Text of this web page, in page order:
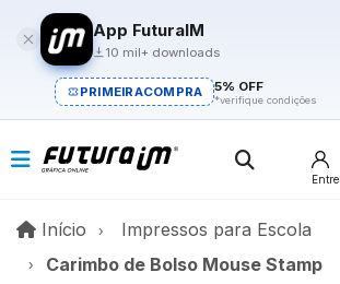
App FuturaIM
10 mil+ downloads
PRIMEIRACOMPRA 5% OFF
*verifique condições
Entre
Início InícioImpressos para Escola
Carimbo de Bolso Mouse Stamp